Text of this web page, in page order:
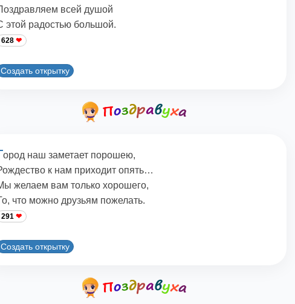
всей душой
этой радостью большой.
628
Создать открытку
ород наш заметает порошею,
к нам приходит опять…
желаем вам только хорошего,
что можно друзьям пожелать.
291
Создать открытку